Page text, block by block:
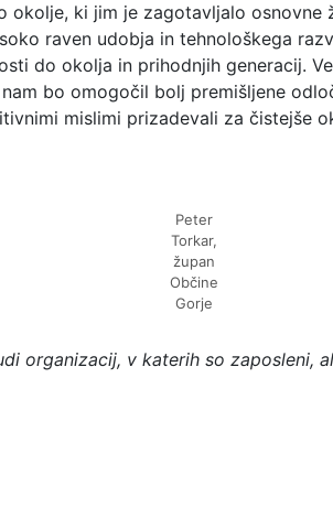
okolje, ki jim je zagotavljalo
raven udobja in tehnološkega
do okolja in prihodnjih generacij.
bo omogočil bolj premišljene
mislimi prizadevali za čistejše
Peter
Torkar,
župan
Občine
Gorje
organizacij, v katerih so zaposleni,